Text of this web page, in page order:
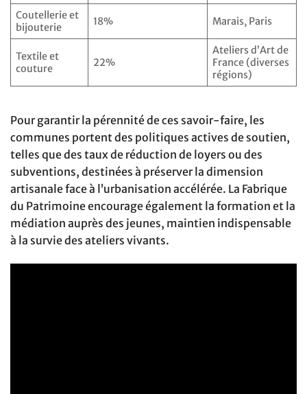
Coutellerie et
bijouterie
18% Marais, Paris
Textile et
couture
22%
Ateliers d’Art de
France (diverses
régions)
Pour garantir la pérennité de ces savoir-faire, les
communes portent des politiques actives de soutien,
telles que des taux de réduction de loyers ou des
subventions, destinées à préserver la dimension
artisanale face à l’urbanisation accélérée. La Fabrique
du Patrimoine encourage également la formation et la
médiation auprès des jeunes, maintien indispensable
à la survie des ateliers vivants.